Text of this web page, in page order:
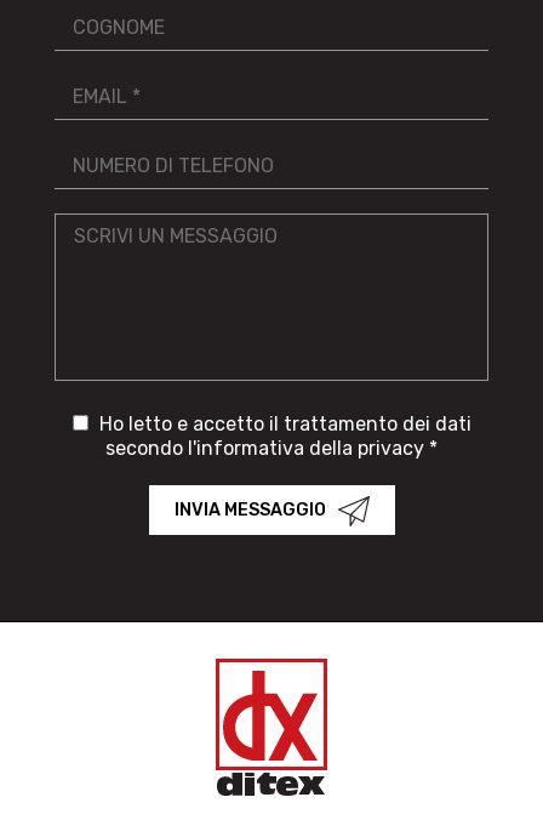
Ho letto e accetto il trattamento dei dati
secondo l'informativa della privacy *
INVIA MESSAGGIO